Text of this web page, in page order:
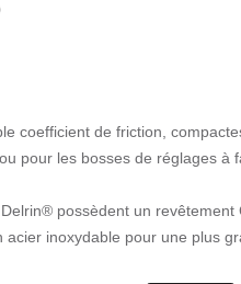
coefficient de friction,
pour les bosses de réglages à
possèdent un
acier inoxydable pour une plus